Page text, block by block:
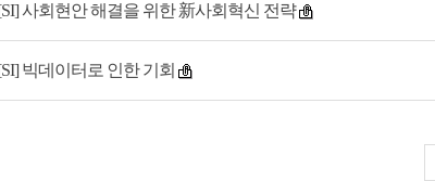
사회현안 해결을 위한 新사회혁신 전략
빅데이터로 인한 기회